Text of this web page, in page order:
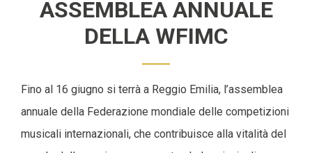
ASSEMBLEA ANNUALE
DELLA WFIMC
Fino al 16 giugno si terrà a Reggio Emilia, l’assemblea
annuale della Federazione mondiale delle competizioni
musicali internazionali, che contribuisce alla vitalità del